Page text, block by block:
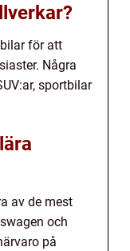
för att
Några
sportbilar
av de mest
och
på